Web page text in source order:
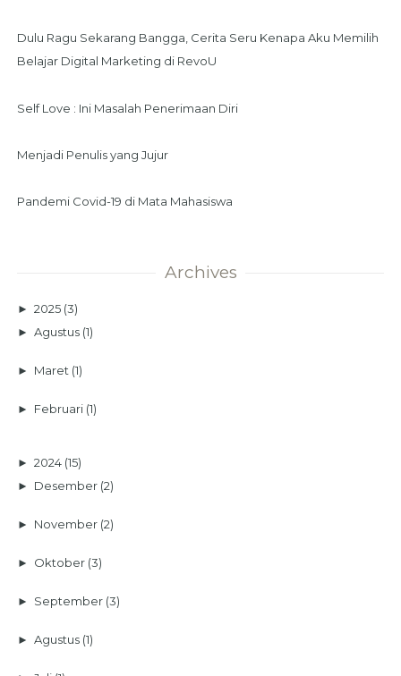
Dulu Ragu Sekarang Bangga, Cerita Seru Kenapa Aku Memilih
Belajar Digital Marketing di RevoU
Self Love : Ini Masalah Penerimaan Diri
Menjadi Penulis yang Jujur
Pandemi Covid-19 di Mata Mahasiswa
Archives
►2025 (3)
►Agustus (1)
► Maret (1)
► Februari (1)
►2024 (15)
► Desember (2)
► November (2)
► Oktober (3)
► September (3)
►Agustus (1)